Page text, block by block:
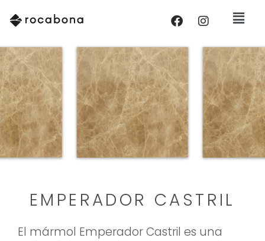
EMPERADOR CASTRIL
El mármol Emperador Castril es una